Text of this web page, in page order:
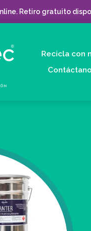
Retiro gratuito
Recicla con